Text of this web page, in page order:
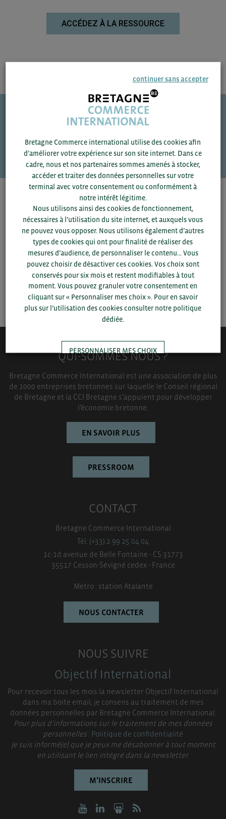
ACCÉDEZ À LA RESSOURCE
Une question ?
VOS CONTACTS
Pour voir les contacts, merci de renseigner votre
département et votre secteurou connectez-vous.
SAUVEGARDER
QUI-SOMMES NOUS ?
Bretagne Commerce International est une association de plus
de 1000 entreprises bretonnes sur laquelle le Conseil régional
de Bretagne et la CCI Bretagne s’appuient pour développer
l’économie bretonne.
EN SAVOIR PLUS
PRESSROOM
CONTACT
Bretagne Commerce International
Tél. (+33) 2 99 25 04 04
1c-1d avenue de Belle Fontaine - CS 31773
35517 Cesson-Sévigné cedex - France
Métro : station Atalante
NOUS CONTACTER
NOUS SUIVRE
Objectif International
Pour recevoir tous les mois la newsletter Objectif International
dans ma boite email, je consens au traitement de mes
données personnelles par Bretagne Commerce International.
Pour plus d’informations sur le traitement de mes données
personnelles :Politique de confidentialité
Je suis informé(e) que je peux me désabonner à tout moment
en utilisant le lien intégré dans la newsletter.
M’INSCRIRE
continuer sans accepter
Bretagne Commerce international utilise des cookies afin
d’améliorer votre expérience sur son site internet. Dans ce
cadre, nous et nos partenaires sommes amenés à stocker,
accéder et traiter des données personnelles sur votre
terminal avec votre consentement ou conformément à
notre intérêt légitime.
Nous utilisons ainsi des cookies de fonctionnement,
nécessaires à l’utilisation du site internet, et auxquels vous
ne pouvez vous opposer. Nous utilisons également d’autres
types de cookies qui ont pour finalité de réaliser des
mesures d’audience, de personnaliser le contenu... Vous
pouvez choisir de désactiver ces cookies. Vos choix sont
conservés pour six mois et restent modifiables à tout
moment. Vous pouvez granuler votre consentement en
cliquant sur « Personnaliser mes choix ». Pour en savoir
plus sur l’utilisation des cookies consulter notre politique
dédiée.
PERSONNALISER MES CHOIX
TOUT ACCEPTER